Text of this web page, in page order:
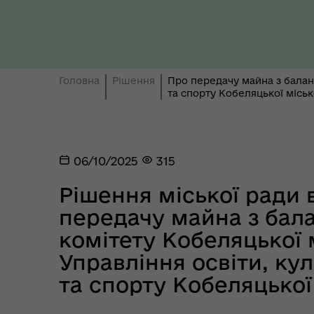
Регіональне представництво
Уповноваженого Верховної
Ради України з прав людини у
Полтавській області
Ти
Головна Рішення
Про передачу майна з
та спорту Кобеляцької
06/10/2025 315
Рішення міської ради
передачу майна з
комітету Кобеляцької
Управління освіти,
та спорту